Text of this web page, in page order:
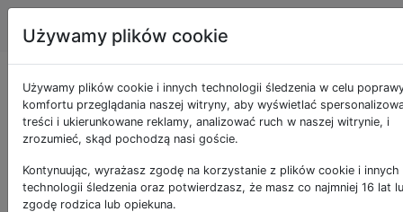
Apple Tagi
Jakie są zalety i
wady MacPorts, Fink
i Homebrew?
Używamy plików cookie
Używamy plików cookie i innych technologii śledzenia w celu
komfortu przeglądania naszej witryny, aby wyświetlać
treści i ukierunkowane reklamy, analizować ruch w naszej witrynie, i
zrozumieć, skąd pochodzą nasi goście.
Kontynuując, wyrażasz zgodę na korzystanie z plików cookie i innych
technologii śledzenia oraz potwierdzasz, że masz co najmniej 16 lat
zgodę rodzica lub opiekuna.